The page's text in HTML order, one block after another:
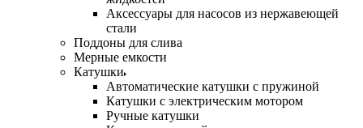
Аксессуары для насосов из нержавеющей
стали
Поддоны для слива
Мерные емкости
Катушки
Автоматические катушки с пружиной
Катушки с электрическим мотором
Ручные катушки